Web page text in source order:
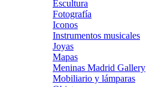
Escultura
Fotografía
Iconos
Instrumentos musicales
Joyas
Mapas
Meninas Madrid Gallery
Mobiliario y lámparas